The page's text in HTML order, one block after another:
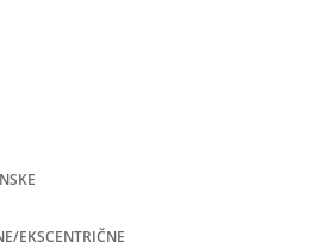
EKSCENTRIČNE